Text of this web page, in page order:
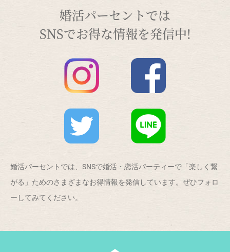
婚活パーセントでは
SNSでお得な情報を発信中!
婚活パーセントでは、SNSで婚活・恋活パーティーで「楽しく繋
がる」ためのさまざまなお得情報を発信しています。ぜひフォロ
ーしてみてください。